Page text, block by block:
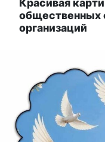
Красивая
общественных
организаций